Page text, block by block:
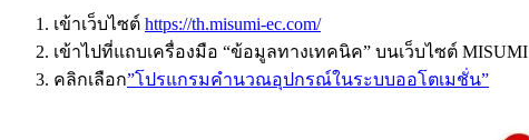
เข้าเว็บไซต์ https://th.misumi-ec.com/
เข้าไปที่แถบเครื่องมือ “ข้อมูลทางเทคนิค” บนเว็บไซต์ MISUMI
คลิกเลือก”โปรแกรมคำนวณอุปกรณ์ในระบบออโตเมชั่น”